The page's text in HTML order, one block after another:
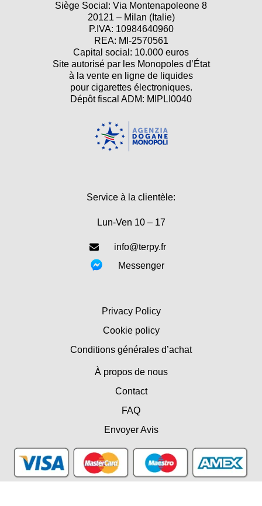
Siège Social: Via Montenapoleone 8
20121 – Milan (Italie)
P.IVA: 10984640960
REA: MI-2570561
Capital social: 10.000 euros
Site autorisé par les Monopoles d’État
à la vente en ligne de liquides
pour cigarettes électroniques.
Dépôt fiscal ADM: MIPLI0040
Service à la clientèle:
Lun-Ven 10 – 17
info@terpy.fr
Messenger
Privacy Policy
Cookie policy
Conditions générales d’achat
À propos de nous
Contact
FAQ
Envoyer Avis